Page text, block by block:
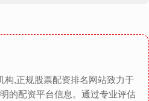
构,正规股票配资排名网站致力于
的配资平台信息。通过专业评估